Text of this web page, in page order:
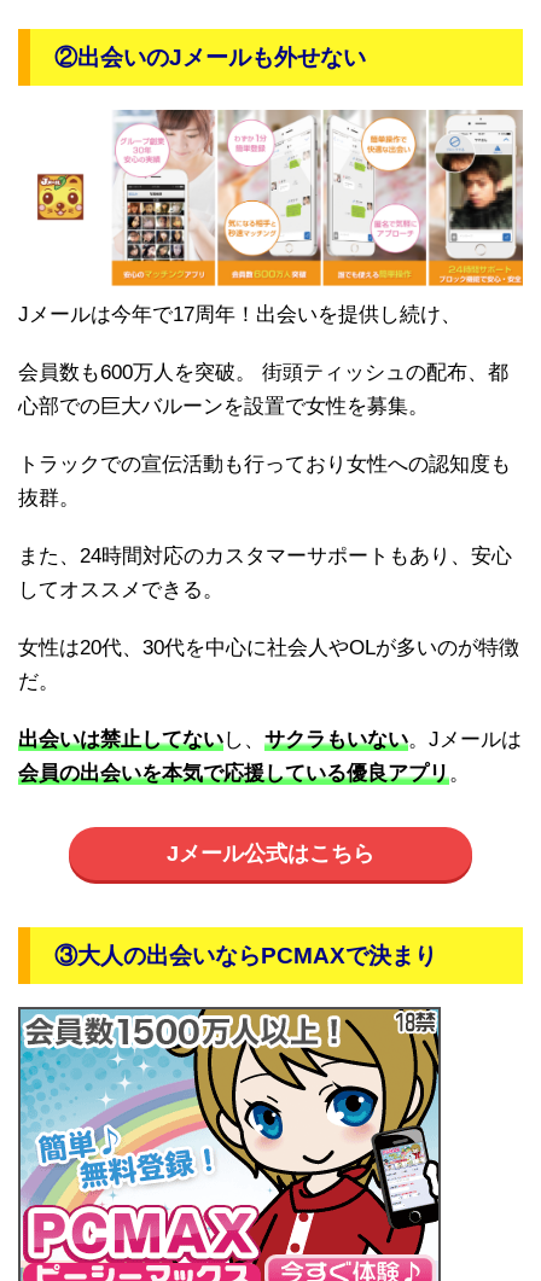
②出会いのJメールも外せない
Jメールは今年で17周年！出会いを提供し続け、
会員数も600万人を突破。 街頭ティッシュの配布、都
心部での巨大バルーンを設置で女性を募集。
トラックでの宣伝活動も行っており女性への認知度も
抜群。
また、24時間対応のカスタマーサポートもあり、安心
してオススメできる。
女性は20代、30代を中心に社会人やOLが多いのが特徴
だ。
出会いは禁止してないし、 サクラもいない。Jメールは
会員の出会いを本気で応援している優良アプリ。
Jメール公式はこちら
③大人の出会いならPCMAXで決まり